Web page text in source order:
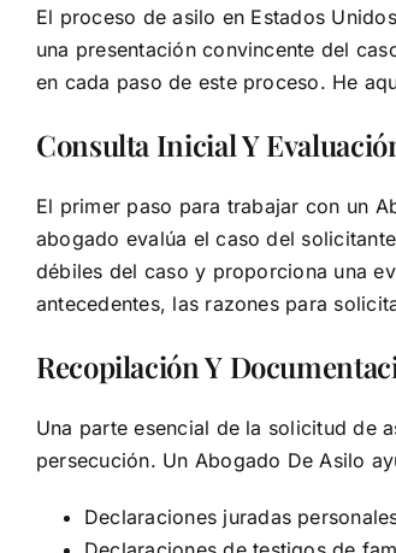
El proceso de asilo en Estados
una presentación convincente del
en cada paso de este proceso. He
Consulta Inicial Y
El primer paso para trabajar con un
abogado evalúa el caso del
débiles del caso y proporciona una
antecedentes, las razones para
Recopilación Y
Una parte esencial de la solicitud de
persecución. Un Abogado De Asilo
Declaraciones juradas